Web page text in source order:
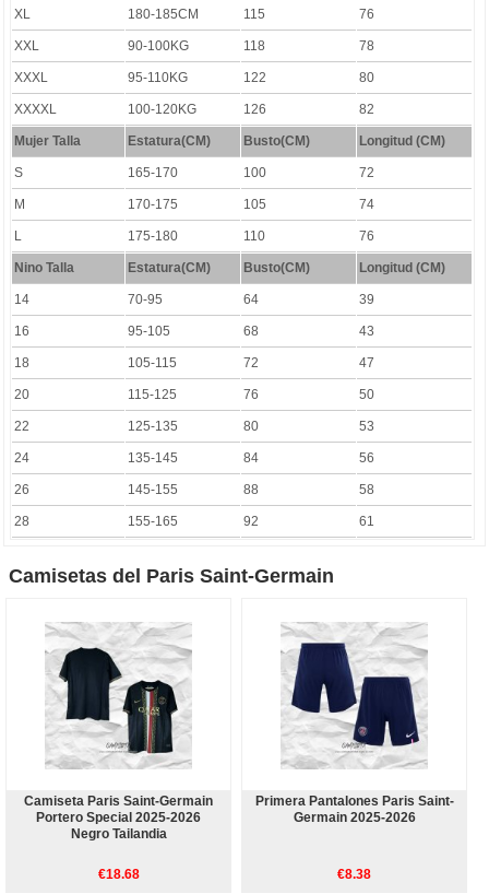
XL 180-185CM 115 76
XXL 90-100KG 118 78
XXXL 95-110KG 122 80
XXXXL 100-120KG 126 82
Mujer Talla Estatura(CM) Busto(CM) Longitud (CM)
S 165-170 100 72
M 170-175 105 74
L 175-180 110 76
Nino Talla Estatura(CM) Busto(CM) Longitud (CM)
14 70-95 64 39
16 95-105 68 43
18 105-115 72 47
20 115-125 76 50
22 125-135 80 53
24 135-145 84 56
26 145-155 88 58
28 155-165 92 61
Camisetas del Paris Saint-Germain
Camiseta Paris Saint-Germain
Portero Special 2025-2026
Negro Tailandia
€18.68
Primera Pantalones Paris Saint-
Germain 2025-2026
€8.38